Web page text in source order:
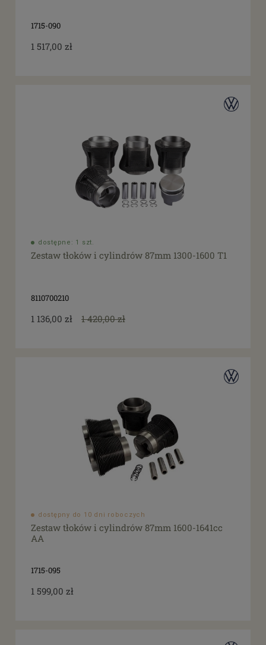
1715-090
1 517,00 zł
dostępne: 1 szt.
Zestaw tłoków i cylindrów 87mm 1300-1600 T1
8110700210
1 136,00 zł 1 420,00 zł
dostępny do 10 dni roboczych
Zestaw tłoków i cylindrów 87mm 1600-1641cc
AA
1715-095
1 599,00 zł